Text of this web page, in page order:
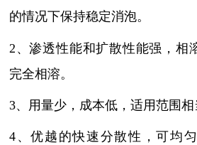
的情况下保持稳定消泡。
2、渗透性能和扩散性能强，相
完全相溶。
3、用量少，成本低，适用范围相
4、优越的快速分散性，可均